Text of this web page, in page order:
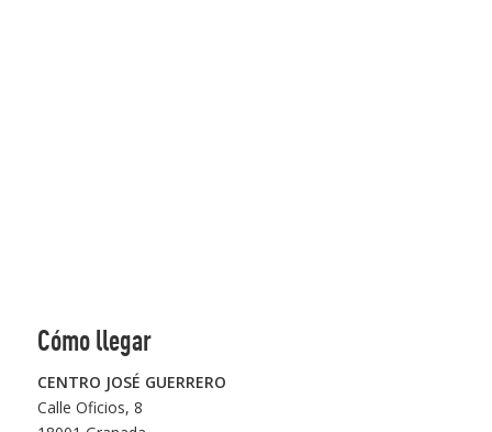
Cómo llegar
CENTRO JOSÉ GUERRERO
Calle Oficios, 8